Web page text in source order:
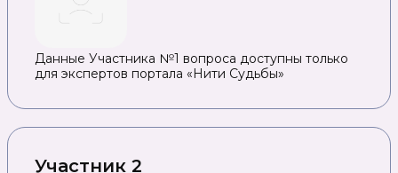
Данные Участника №1 вопроса доступны только
для экспертов портала «Нити Судьбы»
Участник 2